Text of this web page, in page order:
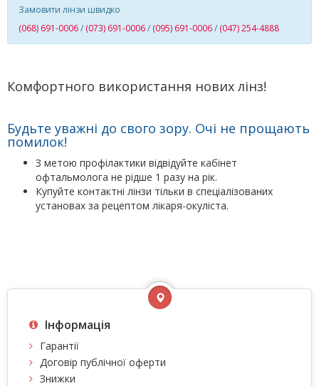
Замовити лінзи швидко
(068) 691-0006/ (073) 691-0006/ (095) 691-0006/ (047) 254-4888
Комфортного використання нових лінз!
Будьте уважні до свого зору. Очі не прощають
помилок!
З метою профілактики відвідуйте кабінет
офтальмолога не рідше 1 разу на рік.
Купуйте контактні лінзи тільки в спеціалізованих
установах за рецептом лікаря-окуліста.
Інформація
Гарантії
Договір публічної оферти
Знижки